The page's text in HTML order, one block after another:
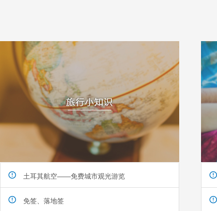
土耳其航空——免费城市观光游览
免签、落地签